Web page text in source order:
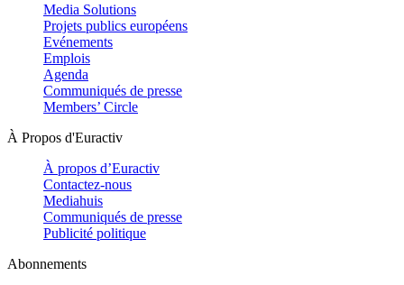
Media Solutions
Projets publics européens
Evénements
Emplois
Agenda
Communiqués de presse
Members’ Circle
À Propos d'Euractiv
À propos d’Euractiv
Contactez-nous
Mediahuis
Communiqués de presse
Publicité politique
Abonnements